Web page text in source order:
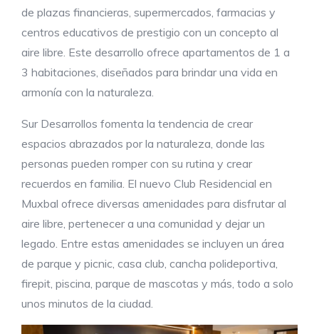
de plazas financieras, supermercados, farmacias y
centros educativos de prestigio con un concepto al
aire libre. Este desarrollo ofrece apartamentos de 1 a
3 habitaciones, diseñados para brindar una vida en
armonía con la naturaleza.
Sur Desarrollos fomenta la tendencia de crear
espacios abrazados por la naturaleza, donde las
personas pueden romper con su rutina y crear
recuerdos en familia. El nuevo Club Residencial en
Muxbal ofrece diversas amenidades para disfrutar al
aire libre, pertenecer a una comunidad y dejar un
legado. Entre estas amenidades se incluyen un área
de parque y picnic, casa club, cancha polideportiva,
firepit, piscina, parque de mascotas y más, todo a solo
unos minutos de la ciudad.